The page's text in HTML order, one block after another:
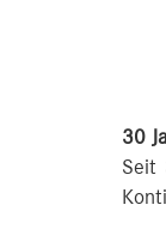
30
Seit